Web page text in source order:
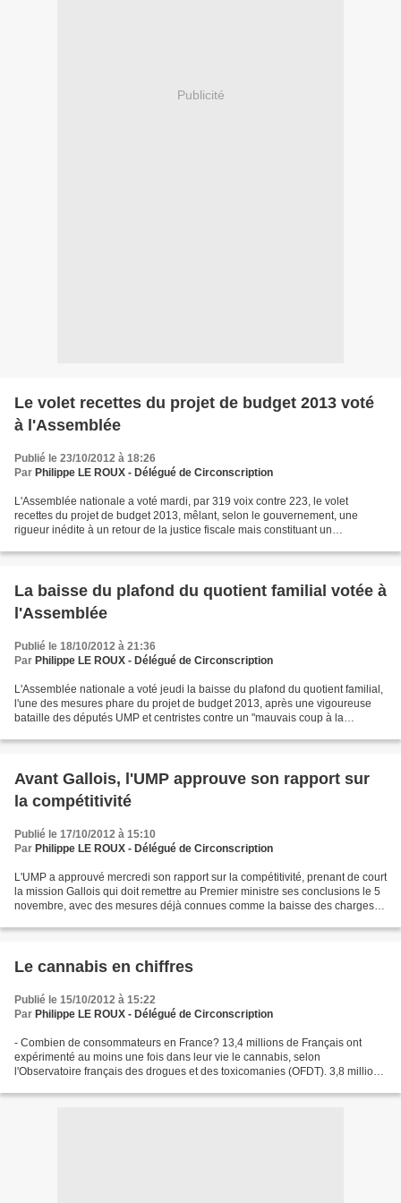
Publicité
Le volet recettes du projet de budget 2013 voté
à l'Assemblée
Publié le 23/10/2012 à 18:26
Par Philippe LE ROUX - Délégué de Circonscription
L'Assemblée nationale a voté mardi, par 319 voix contre 223, le volet
recettes du projet de budget 2013, mêlant, selon le gouvernement, une
rigueur inédite à un retour de la justice fiscale mais constituant un
La baisse du plafond du quotient familial votée à
l'Assemblée
Publié le 18/10/2012 à 21:36
Par Philippe LE ROUX - Délégué de Circonscription
L'Assemblée nationale a voté jeudi la baisse du plafond du quotient familial,
l'une des mesures phare du projet de budget 2013, après une vigoureuse
bataille des députés UMP et centristes contre un "mauvais coup à la
Avant Gallois, l'UMP approuve son rapport sur
la compétitivité
Publié le 17/10/2012 à 15:10
Par Philippe LE ROUX - Délégué de Circonscription
L'UMP a approuvé mercredi son rapport sur la compétitivité, prenant de court
la mission Gallois qui doit remettre au Premier ministre ses conclusions le 5
novembre, avec des mesures déjà connues comme la baisse des charges
Le cannabis en chiffres
Publié le 15/10/2012 à 15:22
Par Philippe LE ROUX - Délégué de Circonscription
- Combien de consommateurs en France? 13,4 millions de Français ont
expérimenté au moins une fois dans leur vie le cannabis, selon
l'Observatoire français des drogues et des toxicomanies (OFDT). 3,8 millions